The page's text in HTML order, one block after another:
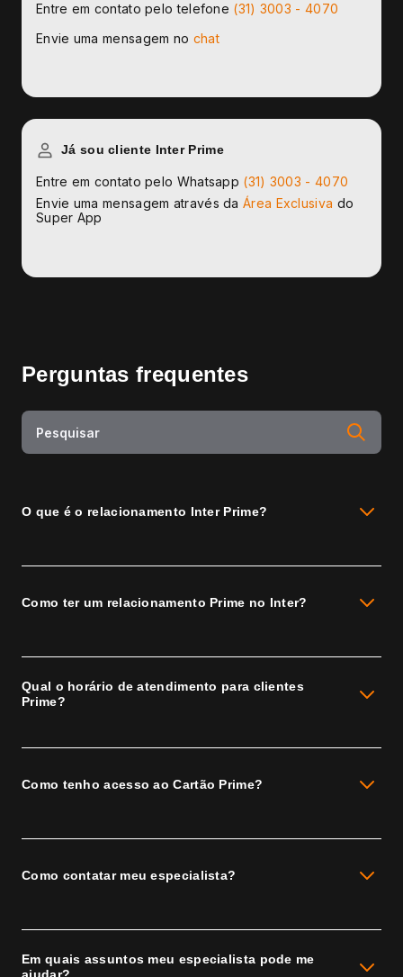
Entre em contato pelo telefone (31) 3003 - 4070
Envie uma mensagem no chat
Já sou cliente Inter Prime
Entre em contato pelo Whatsapp (31) 3003 - 4070
Envie uma mensagem através da Área Exclusiva do
Super App
Perguntas frequentes
O que é o relacionamento Inter Prime?
Como ter um relacionamento Prime no Inter?
Qual o horário de atendimento para clientes
Prime?
Como tenho acesso ao Cartão Prime?
Como contatar meu especialista?
Em quais assuntos meu especialista pode me